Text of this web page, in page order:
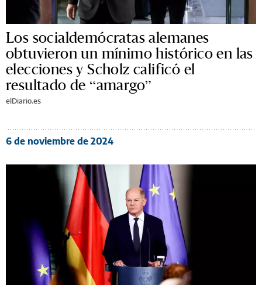
Los socialdemócratas alemanes
obtuvieron un mínimo histórico en las
elecciones y Scholz calificó el
resultado de “amargo”
elDiario.es
6 de noviembre de 2024